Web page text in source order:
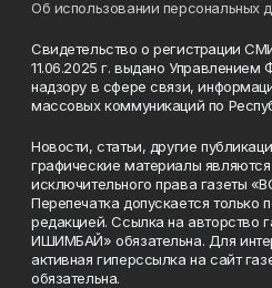
Об использовании персональных
Свидетельство о регистрации
11.06.2025 г. выдано
надзору в сфере связи,
массовых коммуникаций по
Новости, статьи, другие
графические материалы
исключительного права газеты
Перепечатка допускается только
редакцией. Ссылка на авторство
ИШИМБАЙ» обязательна. Для
активная гиперссылка на сайт
обязательна.